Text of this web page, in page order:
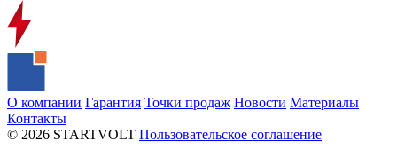
О компании Гарантия Точки продаж Новости Материалы
Контакты
© 2026 STARTVOLT Пользовательское соглашение